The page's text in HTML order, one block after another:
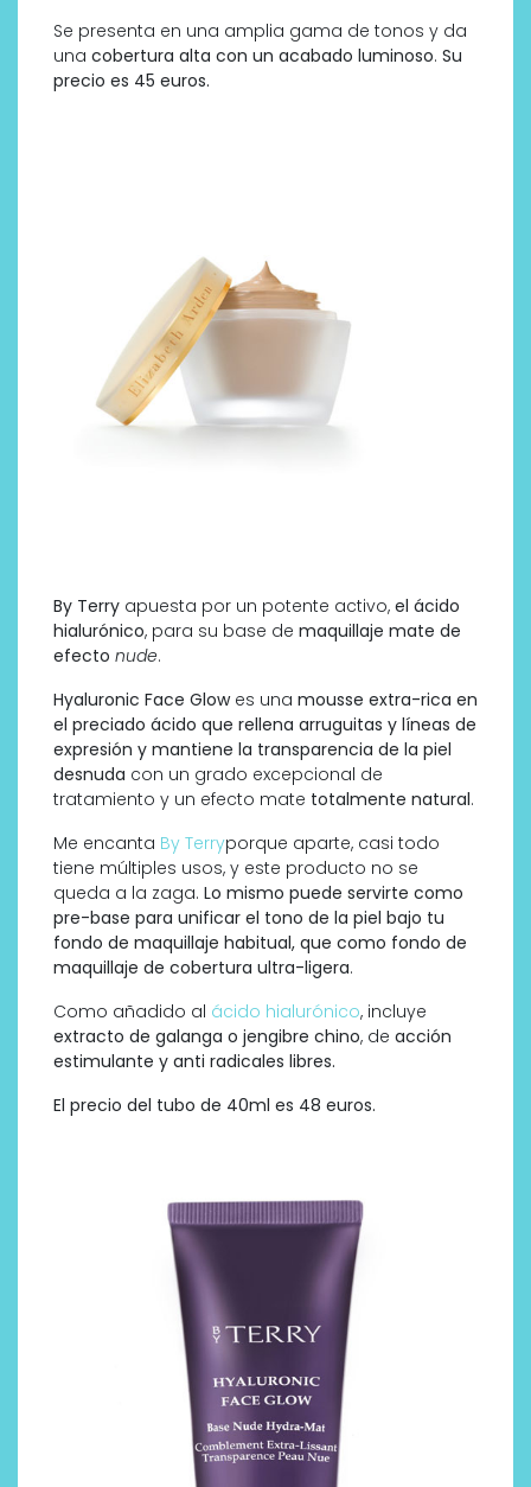
Se presenta en una amplia gama de tonos y da
una cobertura alta con un acabado luminoso. Su
precio es 45 euros.
By Terry apuesta por un potente activo, el ácido
hialurónico, para su base de maquillaje mate de
efecto nude.
Hyaluronic Face Glowes una mousse extra-rica en
el preciado ácido que rellena arruguitas y líneas de
expresión y mantiene la transparencia de la piel
desnuda con un grado excepcional de
tratamiento y un efecto mate totalmente natural.
Me encanta By Terryporque aparte, casi todo
tiene múltiples usos, y este producto no se
queda a la zaga. Lo mismo puede servirte como
pre-base para unificar el tono de la piel bajo tu
fondo de maquillaje habitual, que como fondo de
maquillaje de cobertura ultra-ligera.
Como añadido al ácido hialurónico, incluye
extracto de galanga o jengibre chino, de acción
estimulante y anti radicales libres.
El precio del tubo de 40ml es 48 euros.